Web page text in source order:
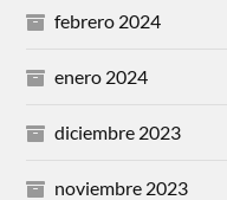
febrero 2024
enero 2024
diciembre 2023
noviembre 2023